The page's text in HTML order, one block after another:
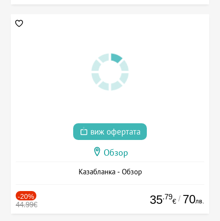
виж офертата
Обзор
Казабланка - Обзор
-20%
44.99€ 35.79
€ / 70лв.